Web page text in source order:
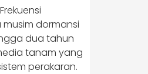
dormansi
dua tahun
tanam yang
perakaran.